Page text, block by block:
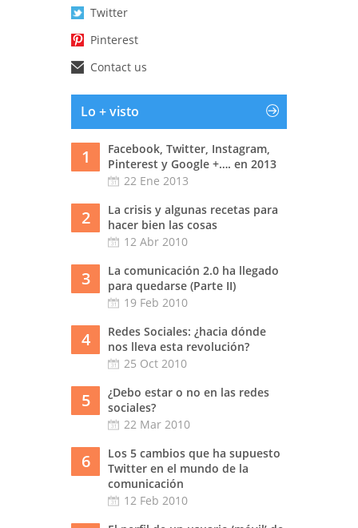
Twitter
Pinterest
Contact us
Lo + visto
1
Facebook, Twitter, Instagram,
Pinterest y Google +…. en 2013
22 Ene 2013
2
La crisis y algunas recetas para
hacer bien las cosas
12 Abr 2010
3
La comunicación 2.0 ha llegado
para quedarse (Parte II)
19 Feb 2010
4
Redes Sociales: ¿hacia dónde
nos lleva esta revolución?
25 Oct 2010
5
¿Debo estar o no en las redes
sociales?
22 Mar 2010
6
Los 5 cambios que ha supuesto
Twitter en el mundo de la
comunicación
12 Feb 2010